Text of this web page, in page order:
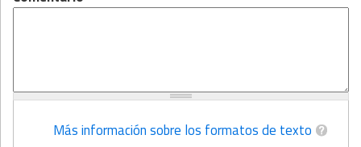
Más información sobre los formatos de texto